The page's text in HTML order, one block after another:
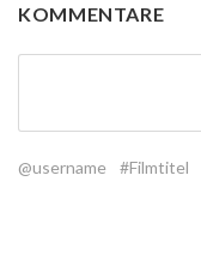
KOMMENTARE
@username #Filmtitel